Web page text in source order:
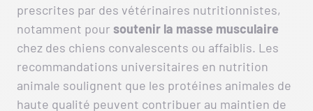
prescrites par des vétérinaires nutritionnistes,
notamment pour soutenir la masse musculaire
chez des chiens convalescents ou affaiblis. Les
recommandations universitaires en nutrition
animale soulignent que les protéines animales de
haute qualité peuvent contribuer au maintien de